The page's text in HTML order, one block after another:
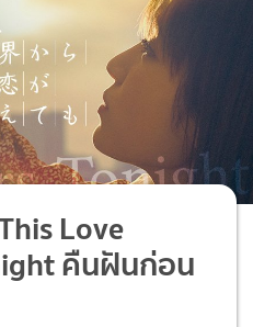
Love
คืนฝันก่อน